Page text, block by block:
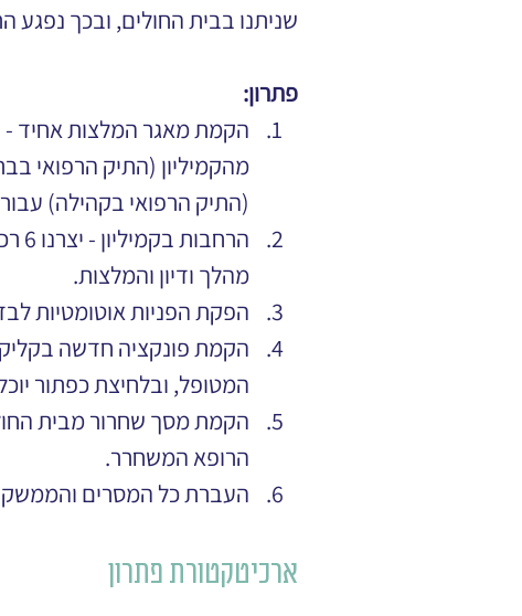
שניתנו בבית החולים, ובכך נפגע
פתרון:
הקמת מאגר המלצות אחיד -
מהקמיליון (התיק הרפואי
(התיק הרפואי בקהילה)
מהלך ודיון והמלצות.
הפקת הפניות אוטומטיות
הקמת פונקציה חדשה
המטופל, ובלחיצת כפתור
הקמת מסך שחרור מבית
הרופא המשחרר.
העברת כל המסרים
ארכיטקטורת פתרון